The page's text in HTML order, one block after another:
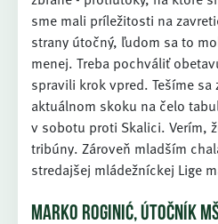
sme mali príležitosti na
strany útočný, ľudom sa to
menej. Treba pochváliť
spravili krok vpred. Tešíme
aktuálnom skoku na čelo
v sobotu proti Skalici. Verím,
tribúny. Zároveň mladším
stredajšej mládežníckej Lige
MARKO ROGINIĆ, ÚTOČNÍK